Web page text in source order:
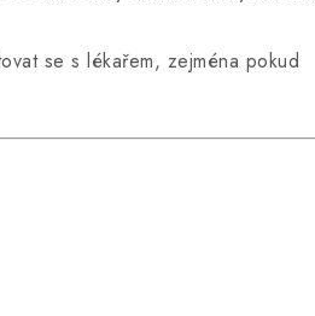
se s lékařem, zejména pokud